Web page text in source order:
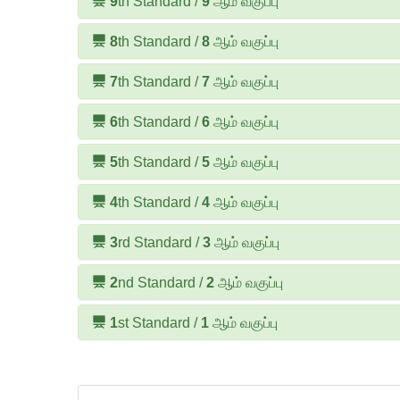
8th Standard /8 ஆம் வகுப்பு
7th Standard /7 ஆம் வகுப்பு
6th Standard /6 ஆம் வகுப்பு
5th Standard /5 ஆம் வகுப்பு
4th Standard /4 ஆம் வகுப்பு
3rd Standard /3 ஆம் வகுப்பு
2nd Standard /2 ஆம் வகுப்பு
1st Standard / 1 ஆம் வகுப்பு